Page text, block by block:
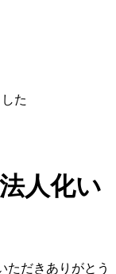
た
人化い
ただきありがとう